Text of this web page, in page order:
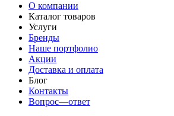
О компании
Каталог товаров
Услуги
Бренды
Наше портфолио
Акции
Доставка и оплата
Блог
Контакты
Вопрос—ответ